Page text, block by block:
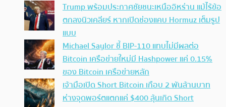
Trump พร้อมประกาศชัยชนะเหนืออิหร่าน แม้ไร้ข้อ
ตกลงนิวเคลียร์ หากเปิดช่องแคบ Hormuz เต็มรูป
แบบ
Michael Saylor ชี้ BIP-110 แทบไม่มีผลต่อ
Bitcoin เครือข่ายใหม่มี Hashpower แค่ 0.15%
ของ Bitcoin เครือข่ายหลัก
เจ้ามือเปิด Short Bitcoin เกือบ 2 พันล้านบาท
ห่างจุดพอร์ตแตกแค่ $400 ลุ้นเกิด Short